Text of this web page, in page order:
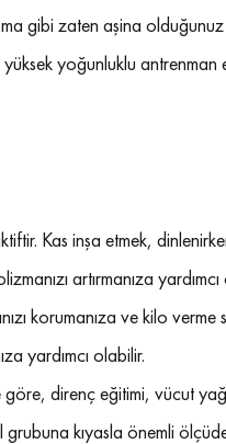
gibi zaten aşina
yoğunluklu antrenman
Kas inşa etmek,
artırmanıza
korumanıza ve kilo
yardımcı olabilir.
göre, direnç eğitimi, vücut
kıyasla önemli